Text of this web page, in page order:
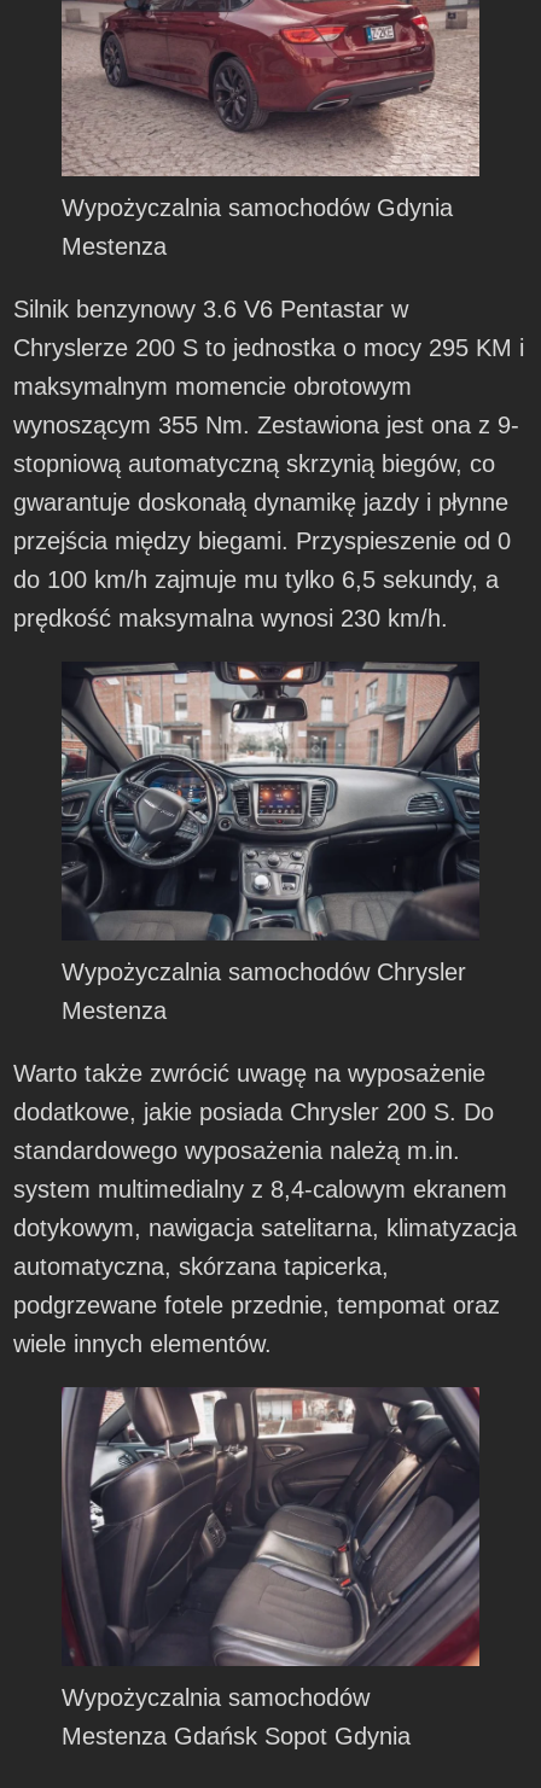
Wypożyczalnia samochodów Gdynia
Mestenza
Silnik benzynowy 3.6 V6 Pentastar w
Chryslerze 200 S to jednostka o mocy 295 KM i
maksymalnym momencie obrotowym
wynoszącym 355 Nm. Zestawiona jest ona z 9-
stopniową automatyczną skrzynią biegów, co
gwarantuje doskonałą dynamikę jazdy i płynne
przejścia między biegami. Przyspieszenie od 0
do 100 km/h zajmuje mu tylko 6,5 sekundy, a
prędkość maksymalna wynosi 230 km/h.
Wypożyczalnia samochodów Chrysler
Mestenza
Warto także zwrócić uwagę na wyposażenie
dodatkowe, jakie posiada Chrysler 200 S. Do
standardowego wyposażenia należą m.in.
system multimedialny z 8,4-calowym ekranem
dotykowym, nawigacja satelitarna, klimatyzacja
automatyczna, skórzana tapicerka,
podgrzewane fotele przednie, tempomat oraz
wiele innych elementów.
Wypożyczalnia samochodów
Mestenza Gdańsk Sopot Gdynia